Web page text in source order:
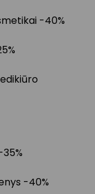
-40%
-40%